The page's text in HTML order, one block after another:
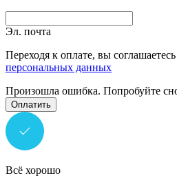
Эл. почта
Переходя к оплате, вы
персональных данных
Произошла ошибка. Попробуйте
Оплатить
Всё хорошо